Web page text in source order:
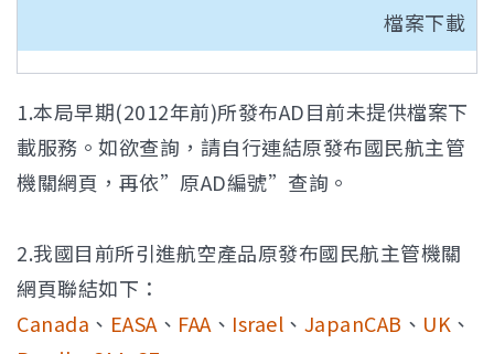
檔案下載
1.本局早期(2012年前)所發布AD目前未提供檔案下
載服務。如欲查詢，請自行連結原發布國民航主管
機關網頁，再依”原AD編號”查詢。
2.我國目前所引進航空產品原發布國民航主管機關
網頁聯結如下：
Canada 、 EASA 、 FAA 、 Israel 、 JapanCAB 、 UK 、